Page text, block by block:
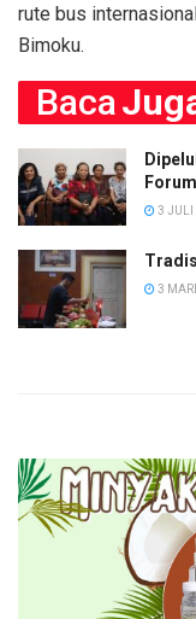
rute bus
Bimoku.
Baca
3 JULI
3